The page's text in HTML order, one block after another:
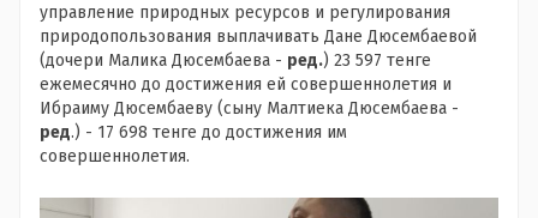
управление природных ресурсов и регулирования
природопользования выплачивать Дане Дюсембаевой
(дочери Малика Дюсембаева - ред.) 23 597 тенге
ежемесячно до достижения ей совершеннолетия и
Ибраиму Дюсембаеву (сыну Малтиека Дюсембаева -
ред.) - 17 698 тенге до достижения им
совершеннолетия.